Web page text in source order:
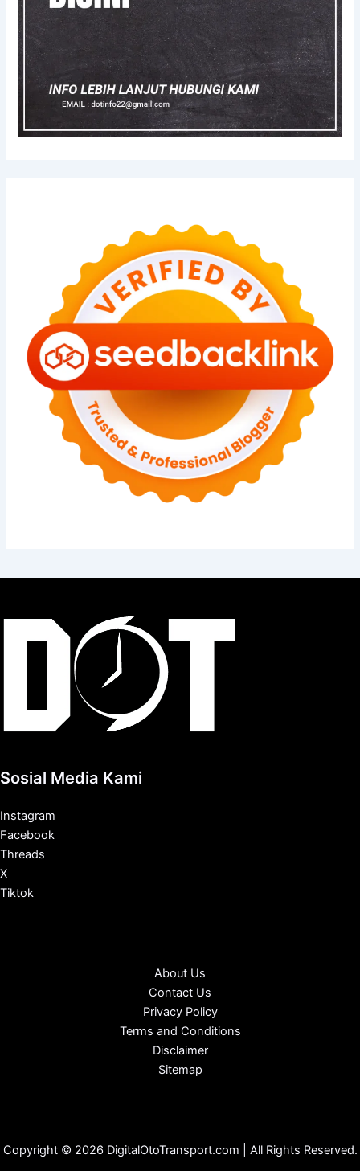
Sosial Media Kami
Instagram
Facebook
Threads
X
Tiktok
About Us
Contact Us
Privacy Policy
Terms and Conditions
Disclaimer
Sitemap
Copyright © 2026 DigitalOtoTransport.com | All Rights Reserved.